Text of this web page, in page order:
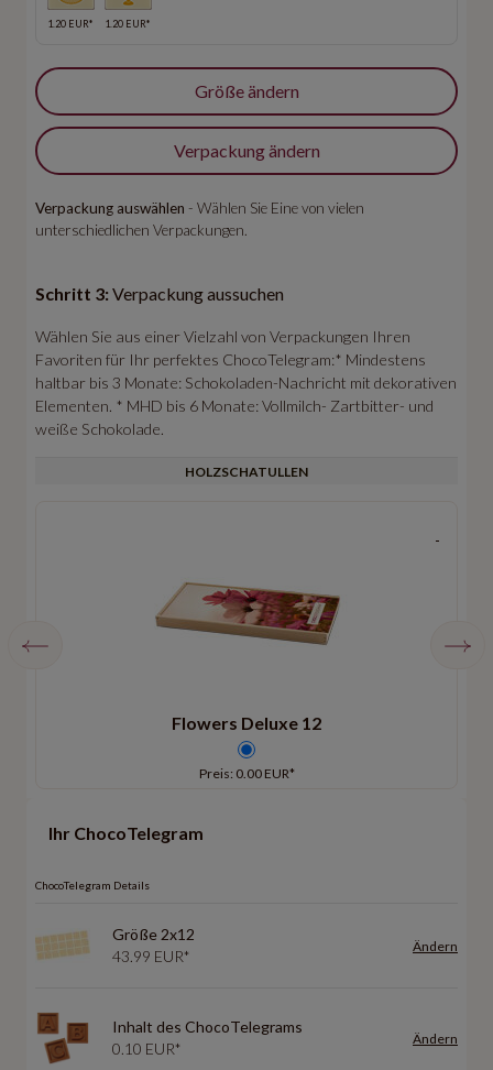
1.20 EUR* 1.20 EUR*
Größe ändern
Verpackung ändern
Verpackung auswählen - Wählen Sie Eine von vielen
unterschiedlichen Verpackungen.
Schritt 3:Verpackung aussuchen
Wählen Sie aus einer Vielzahl von Verpackungen Ihren
Favoriten für Ihr perfektes ChocoTelegram:* Mindestens
haltbar bis 3 Monate: Schokoladen-Nachricht mit dekorativen
Elementen. * MHD bis 6 Monate: Vollmilch- Zartbitter- und
weiße Schokolade.
HOLZSCHATULLEN
Flowers Deluxe 12
Preis: 0.00 EUR*
Ihr ChocoTelegram
ChocoTelegram Details
Größe 2x12
43.99 EUR*
Ändern
Inhalt des ChocoTelegrams
0.10 EUR*
Ändern